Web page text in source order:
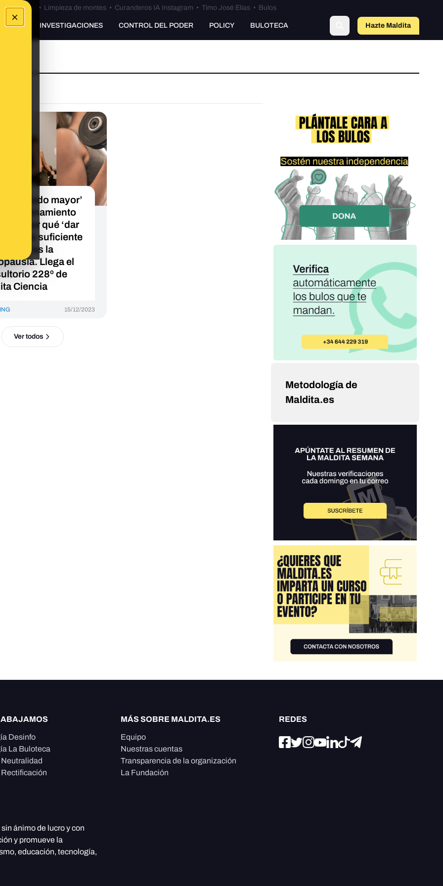
×
Bulos Ceuta • Limpieza de montes• Curanderos IA Instagram • Timo José Elías• Bulos
INVESTIGACIONES CONTROL DEL PODER POLICY BULOTECA Hazte Maldita
mayor’
el entrenamiento
por qué ‘dar
no es suficiente
tras la
Llega el
228º de
Ciencia
15/12/2023
Ver todos
Metodología de
Maldita.es
Desinfo
La Buloteca
MÁS SOBRE MALDITA.ES
Equipo
Nuestras cuentas
Transparencia de la organización
La Fundación
REDES
sin ánimo de lucro y con
y promueve la
educación, tecnología,